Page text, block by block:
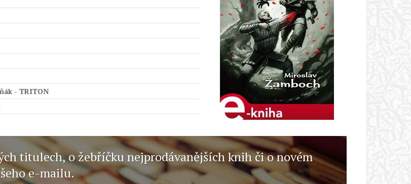
- TRITON
titulech, o žebříčku nejprodávanějších knih či o novém
e-mailu.